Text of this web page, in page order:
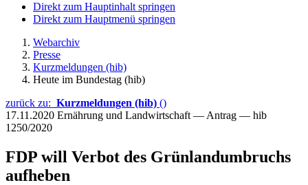
Direkt zum Hauptinhalt springen
Direkt zum Hauptmenü springen
Webarchiv
Presse
Kurzmeldungen (hib)
Heute im Bundestag (hib)
zurück zu: Kurzmeldungen (hib) ()
17.11.2020 Ernährung und Landwirtschaft — Antrag — hib
1250/2020
FDP will Verbot des Grünlandumbruchs
aufheben